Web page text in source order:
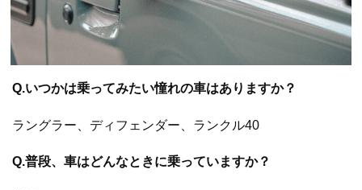
Q.いつかは乗ってみたい憧れの車はありますか？
ラングラー、ディフェンダー、ランクル40
Q.普段、車はどんなときに乗っていますか？